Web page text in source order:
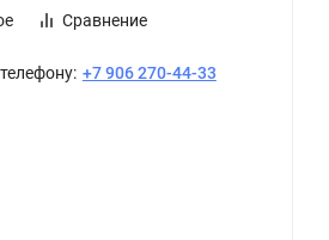
Сравнение
+7 906 270-44-33